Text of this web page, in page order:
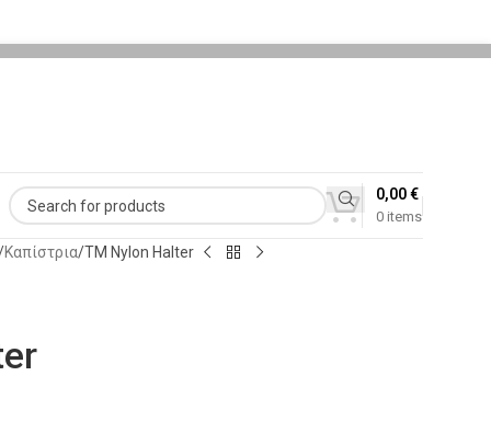
0 items
0,00€
Καπίστρια TM Nylon Halter